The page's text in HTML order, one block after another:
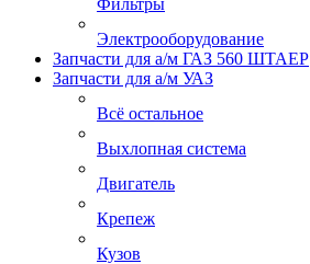
Фильтры
Электрооборудование
Запчасти для а/м ГАЗ 560 ШТАЕР
Запчасти для а/м УАЗ
Всё остальное
Выхлопная система
Двигатель
Крепеж
Кузов